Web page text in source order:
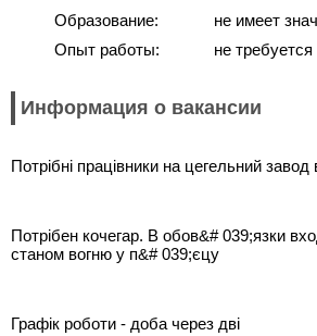
Образование:
Опыт работы:
не имеет
не требуется
Информация о вакансии
Потрібні працівники на цегельний завод
Потрібен кочегар. В обов&# 039;язки
станом вогню у п&# 039;єцу
Графік роботи - доба через дві